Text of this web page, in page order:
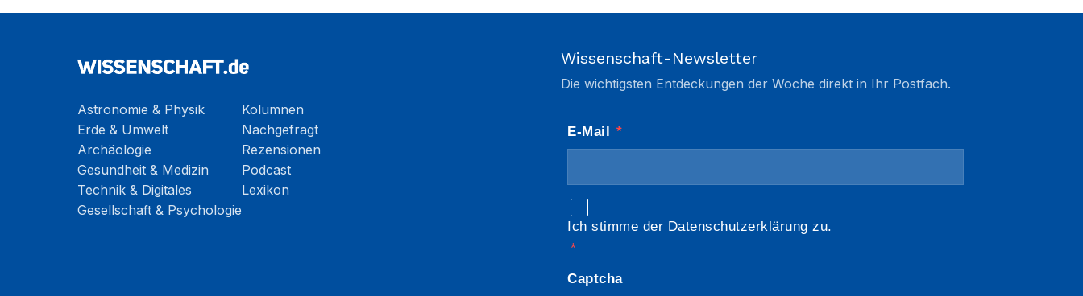
Astronomie & Physik
Erde & Umwelt
Archäologie
Gesundheit & Medizin
Technik & Digitales
Gesellschaft & Psychologie
Kolumnen
Nachgefragt
Rezensionen
Podcast
Lexikon
Wissenschaft-Newsletter
Die wichtigsten Entdeckungen der Woche direkt in Ihr Postfach.